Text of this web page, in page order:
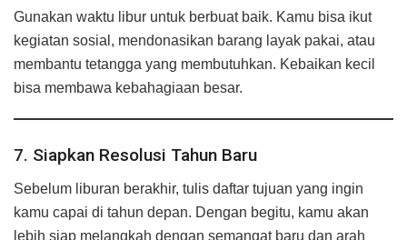
Gunakan waktu libur untuk berbuat baik. Kamu bisa ikut
kegiatan sosial, mendonasikan barang layak pakai, atau
membantu tetangga yang membutuhkan. Kebaikan kecil
bisa membawa kebahagiaan besar.
7. Siapkan Resolusi Tahun Baru
Sebelum liburan berakhir, tulis daftar tujuan yang ingin
kamu capai di tahun depan. Dengan begitu, kamu akan
lebih siap melangkah dengan semangat baru dan arah